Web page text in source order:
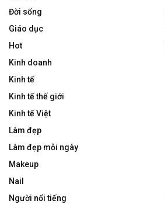
Đời sống
Giáo dục
Hot
Kinh doanh
Kinh tế
Kinh tế thế giới
Kinh tế Việt
Làm đẹp
Làm đẹp mỗi ngày
Makeup
Nail
Người nổi tiếng